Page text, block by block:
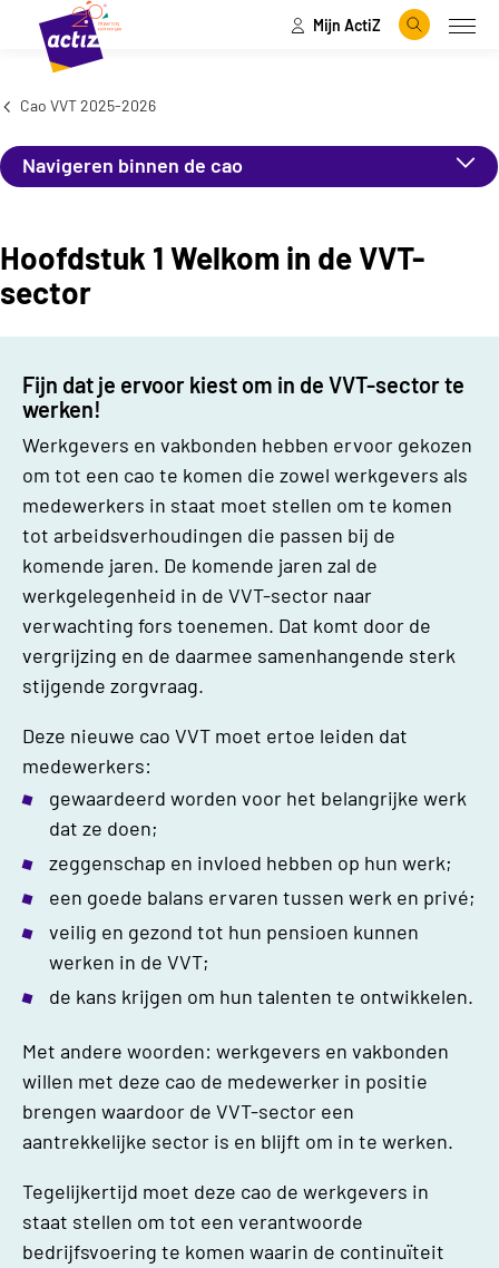
Naar hoofdinhoud
Naar menu Mijn ActiZ
Zoeken
Cao VVT 2025-2026
Navigeren binnen de cao
Hoofdstuk 1 Welkom in de VVT-
sector
Fijn dat je ervoor kiest om in de VVT-sector te
werken!
Werkgevers en vakbonden hebben ervoor gekozen
om tot een cao te komen die zowel werkgevers als
medewerkers in staat moet stellen om te komen
tot arbeidsverhoudingen die passen bij de
komende jaren. De komende jaren zal de
werkgelegenheid in de VVT-sector naar
verwachting fors toenemen. Dat komt door de
vergrijzing en de daarmee samenhangende sterk
stijgende zorgvraag.
Deze nieuwe cao VVT moet ertoe leiden dat
medewerkers:
gewaardeerd worden voor het belangrijke werk
dat ze doen;
zeggenschap en invloed hebben op hun werk;
een goede balans ervaren tussen werk en privé;
veilig en gezond tot hun pensioen kunnen
werken in de VVT;
de kans krijgen om hun talenten te ontwikkelen.
Met andere woorden: werkgevers en vakbonden
willen met deze cao de medewerker in positie
brengen waardoor de VVT-sector een
aantrekkelijke sector is en blijft om in te werken.
Tegelijkertijd moet deze cao de werkgevers in
staat stellen om tot een verantwoorde
bedrijfsvoering te komen waarin de continuïteit